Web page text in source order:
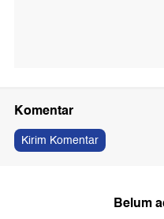
Komentar
Kirim Komentar
Belum